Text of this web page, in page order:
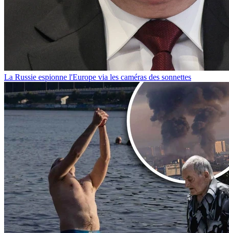
La Russie espionne l'Europe via les caméras des sonnettes